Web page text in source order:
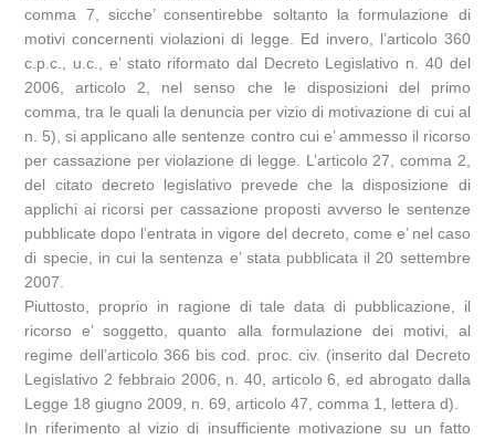
comma 7, sicche’ consentirebbe soltanto la formulazione di
motivi concernenti violazioni di legge. Ed invero, l’articolo 360
c.p.c., u.c., e’ stato riformato dal Decreto Legislativo n. 40 del
2006, articolo 2, nel senso che le disposizioni del primo
comma, tra le quali la denuncia per vizio di motivazione di cui al
n. 5), si applicano alle sentenze contro cui e’ ammesso il ricorso
per cassazione per violazione di legge. L’articolo 27, comma 2,
del citato decreto legislativo prevede che la disposizione di
applichi ai ricorsi per cassazione proposti avverso le sentenze
pubblicate dopo l’entrata in vigore del decreto, come e’ nel caso
di specie, in cui la sentenza e’ stata pubblicata il 20 settembre
2007.
Piuttosto, proprio in ragione di tale data di pubblicazione, il
ricorso e’ soggetto, quanto alla formulazione dei motivi, al
regime dell’articolo 366 bis cod. proc. civ. (inserito dal Decreto
Legislativo 2 febbraio 2006, n. 40, articolo 6, ed abrogato dalla
Legge 18 giugno 2009, n. 69, articolo 47, comma 1, lettera d).
In riferimento al vizio di insufficiente motivazione su un fatto